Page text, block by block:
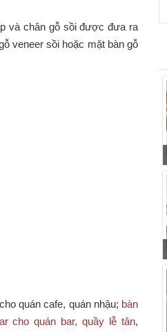
và chân gỗ sồi được đưa ra
veneer sồi hoặc mặt bàn gỗ
cho quán cafe, quán nhậu; bàn
cho quán bar, quầy lễ tân,